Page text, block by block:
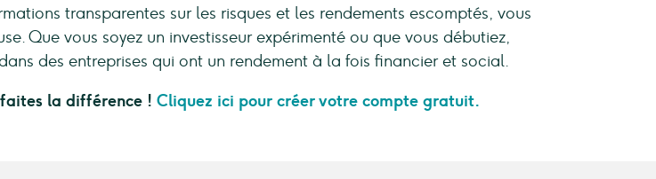
transparentes sur les risques et les rendements escomptés, vous
Que vous soyez un investisseur expérimenté ou que vous débutiez,
des entreprises qui ont un rendement à la fois financier et social.
la différence ! Cliquez ici pour créer votre compte gratuit.